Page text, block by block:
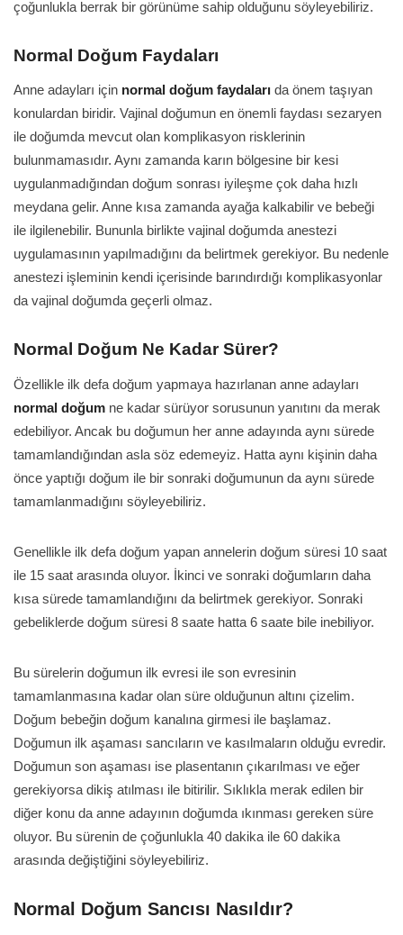
çoğunlukla berrak bir görünüme sahip olduğunu söyleyebiliriz.
Normal Doğum Faydaları
Anne adayları için normal doğum faydaları da önem taşıyan
konulardan biridir. Vajinal doğumun en önemli faydası sezaryen
ile doğumda mevcut olan komplikasyon risklerinin
bulunmamasıdır. Aynı zamanda karın bölgesine bir kesi
uygulanmadığından doğum sonrası iyileşme çok daha hızlı
meydana gelir. Anne kısa zamanda ayağa kalkabilir ve bebeği
ile ilgilenebilir. Bununla birlikte vajinal doğumda anestezi
uygulamasının yapılmadığını da belirtmek gerekiyor. Bu nedenle
anestezi işleminin kendi içerisinde barındırdığı komplikasyonlar
da vajinal doğumda geçerli olmaz.
Normal Doğum Ne Kadar Sürer?
Özellikle ilk defa doğum yapmaya hazırlanan anne adayları
normal doğum ne kadar sürüyor sorusunun yanıtını da merak
edebiliyor. Ancak bu doğumun her anne adayında aynı sürede
tamamlandığından asla söz edemeyiz. Hatta aynı kişinin daha
önce yaptığı doğum ile bir sonraki doğumunun da aynı sürede
tamamlanmadığını söyleyebiliriz.
Genellikle ilk defa doğum yapan annelerin doğum süresi 10 saat
ile 15 saat arasında oluyor. İkinci ve sonraki doğumların daha
kısa sürede tamamlandığını da belirtmek gerekiyor. Sonraki
gebeliklerde doğum süresi 8 saate hatta 6 saate bile inebiliyor.
Bu sürelerin doğumun ilk evresi ile son evresinin
tamamlanmasına kadar olan süre olduğunun altını çizelim.
Doğum bebeğin doğum kanalına girmesi ile başlamaz.
Doğumun ilk aşaması sancıların ve kasılmaların olduğu evredir.
Doğumun son aşaması ise plasentanın çıkarılması ve eğer
gerekiyorsa dikiş atılması ile bitirilir. Sıklıkla merak edilen bir
diğer konu da anne adayının doğumda ıkınması gereken süre
oluyor. Bu sürenin de çoğunlukla 40 dakika ile 60 dakika
arasında değiştiğini söyleyebiliriz.
Normal Doğum Sancısı Nasıldır?